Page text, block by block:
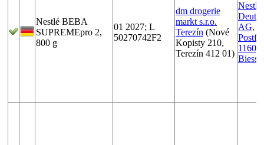
Nestlé BEBA
SUPREMEpro 2,
800 g
01 2027; L
50270742F2
dm drogerie
markt s.r.o.
Terezín (Nové
Kopisty 210,
Terezín 412 01)
Nestlé
AG,
1160,